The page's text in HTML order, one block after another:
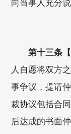
向当事人充分说
第十三条
人自愿将双方
事争议，提请
裁协议包括合
后达成的书面